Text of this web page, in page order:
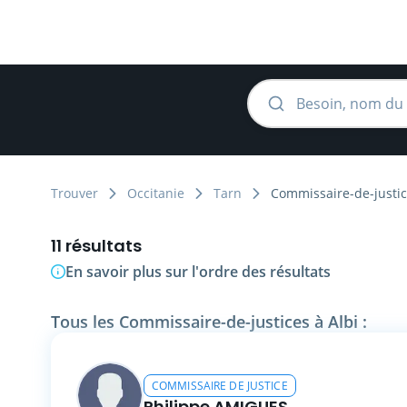
Trouver Occitanie Tarn Commissaire-de-
11 résultats
En savoir plus sur l'ordre des résultats
Tous les Commissaire-de-justices à Albi :
COMMISSAIRE DE JUSTICE